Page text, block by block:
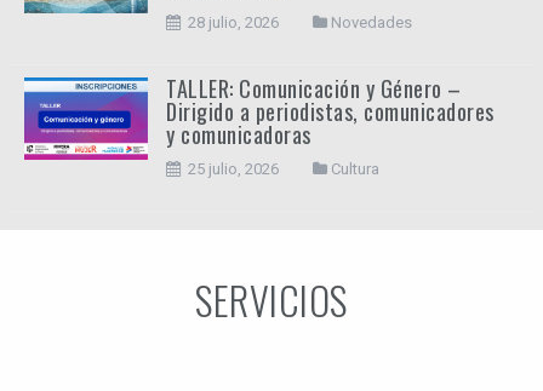
28 julio, 2026 Novedades
TALLER: Comunicación y Género –
Dirigido a periodistas, comunicadores
y comunicadoras
25 julio, 2026 Cultura
SERVICIOS